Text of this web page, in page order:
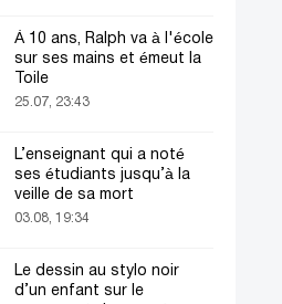
À 10 ans, Ralph va à l'école
sur ses mains et émeut la
Toile
25.07, 23:43
L’enseignant qui a noté
ses étudiants jusqu’à la
veille de sa mort
03.08, 19:34
Le dessin au stylo noir
d’un enfant sur le